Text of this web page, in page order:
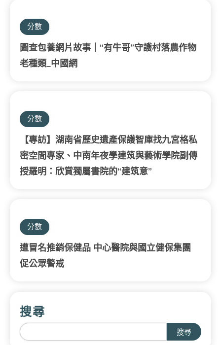
分數
圖查包養網片故事｜“有牛哥”守護村落農作物
老種類_中國網
分數
【專訪】湖南省歷史遺產保護智庫找九宮格私
密空間專家、中南年夜學建筑與藝術學院副傳
授羅明：欣賞獨屬書院的“建筑意”
分數
遭冒名推銷保健品 中心醫院與國立健保集團
促公眾警戒
搜尋
搜尋